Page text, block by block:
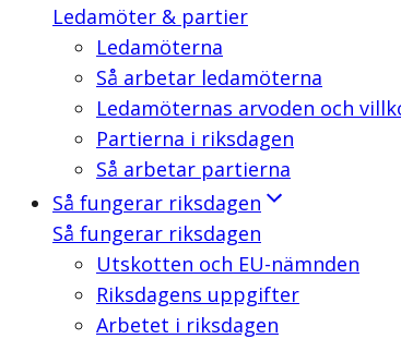
Ledamöter & partier
Ledamöterna
Så arbetar ledamöterna
Ledamöternas arvoden och
Partierna i riksdagen
Så arbetar partierna
Så fungerar riksdagen
Så fungerar riksdagen
Utskotten och EU-nämnden
Riksdagens uppgifter
Arbetet i riksdagen